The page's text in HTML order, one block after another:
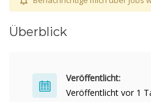
Überblick
Veröffentlicht:
Veröffentlicht vor 1